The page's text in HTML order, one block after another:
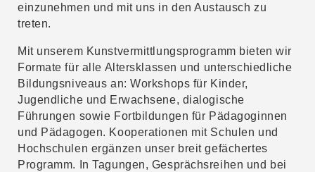
einzunehmen und mit uns in den Austausch zu
treten.
Mit unserem Kunstvermittlungsprogramm bieten wir
Formate für alle Altersklassen und unterschiedliche
Bildungsniveaus an: Workshops für Kinder,
Jugendliche und Erwachsene, dialogische
Führungen sowie Fortbildungen für Pädagoginnen
und Pädagogen. Kooperationen mit Schulen und
Hochschulen ergänzen unser breit gefächertes
Programm. In Tagungen, Gesprächsreihen und bei